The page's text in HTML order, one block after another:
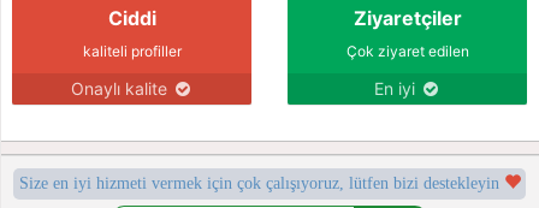
Ciddi
kaliteli profiller
Onaylı kalite
Ziyaretçiler
Çok ziyaret edilen
En iyi
Size en iyi hizmeti vermek için çok çalışıyoruz, lütfen bizi destekleyin